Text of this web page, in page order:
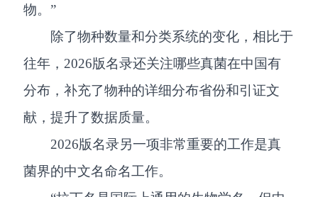
物。”
除了物种数量和分类系统的变化，相比于
往年，2026版名录还关注哪些真菌在中国有
分布，补充了物种的详细分布省份和引证文
献，提升了数据质量。
2026版名录另一项非常重要的工作是真
菌界的中文名命名工作。